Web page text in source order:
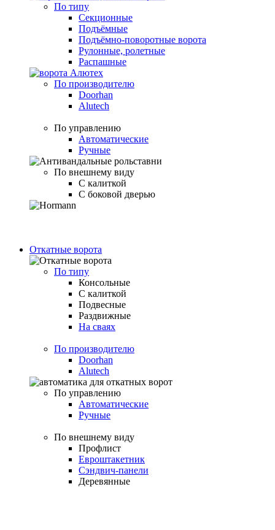
По типу
Секционные
Подъёмные
Подъёмно-поворотные ворота
Рулонные, ролетные
Распашные
По производителю
Doorhan
Alutech
По управлению
Автоматические
Ручные
По внешнему виду
С калиткой
С боковой дверью
Откатные ворота
По типу
Консольные
С калиткой
Подвесные
Раздвижные
На сваях
По производителю
Doorhan
Alutech
По управлению
Автоматические
Ручные
По внешнему виду
Профлист
Евроштакетник
Сэндвич-панели
Деревянные